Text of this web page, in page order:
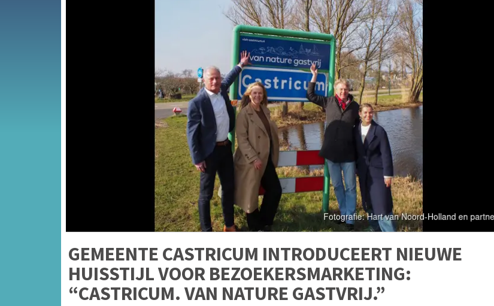
GEMEENTE CASTRICUM INTRODUCEERT NIEUWE
HUISSTIJL VOOR BEZOEKERSMARKETING:
“CASTRICUM. VAN NATURE GASTVRIJ.”